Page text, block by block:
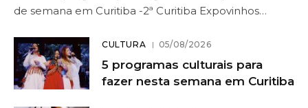
de semana em Curitiba -2ª Curitiba Expovinhos…
CULTURA 05/08/2026
5 programas culturais para
fazer nesta semana em Curitiba